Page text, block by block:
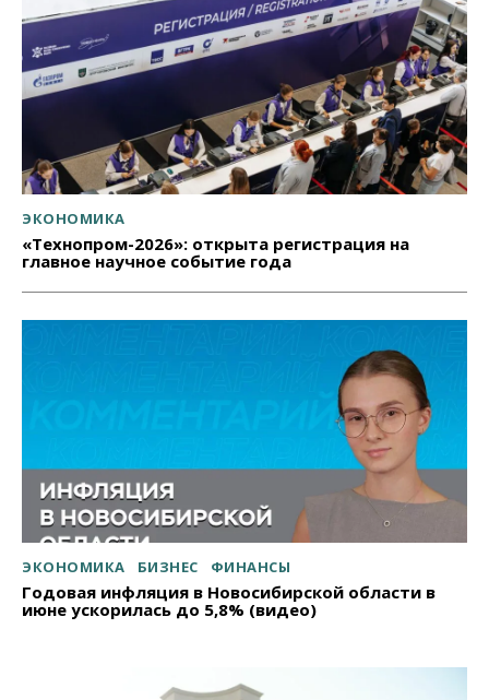
ЭКОНОМИКА
«Технопром-2026»: открыта регистрация на
главное научное событие года
ЭКОНОМИКА БИЗНЕС ФИНАНСЫ
Годовая инфляция в Новосибирской области в
июне ускорилась до 5,8% (видео)